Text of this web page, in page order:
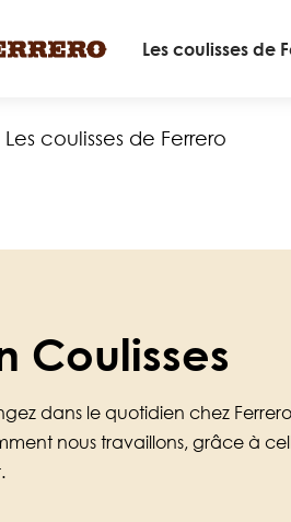
Main
Les coulisses de
Les coulisses de Ferrero
Coulisses
dans le quotidien chez
nous travaillons, grâce à